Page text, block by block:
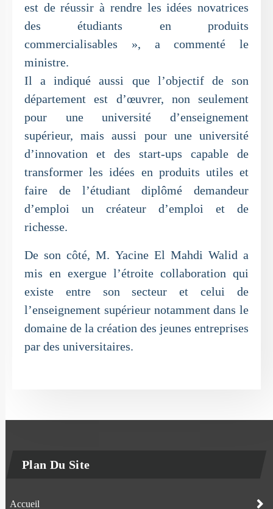
est de réussir à rendre les idées novatrices
des étudiants en produits
commercialisables », a commenté le
ministre.
Il a indiqué aussi que l’objectif de son
département est d’œuvrer, non seulement
pour une université d’enseignement
supérieur, mais aussi pour une université
d’innovation et des start-ups capable de
transformer les idées en produits utiles et
faire de l’étudiant diplômé demandeur
d’emploi un créateur d’emploi et de
richesse.
De son côté, M. Yacine El Mahdi Walid a
mis en exergue l’étroite collaboration qui
existe entre son secteur et celui de
l’enseignement supérieur notamment dans le
domaine de la création des jeunes entreprises
par des universitaires.
Plan Du Site
Accueil